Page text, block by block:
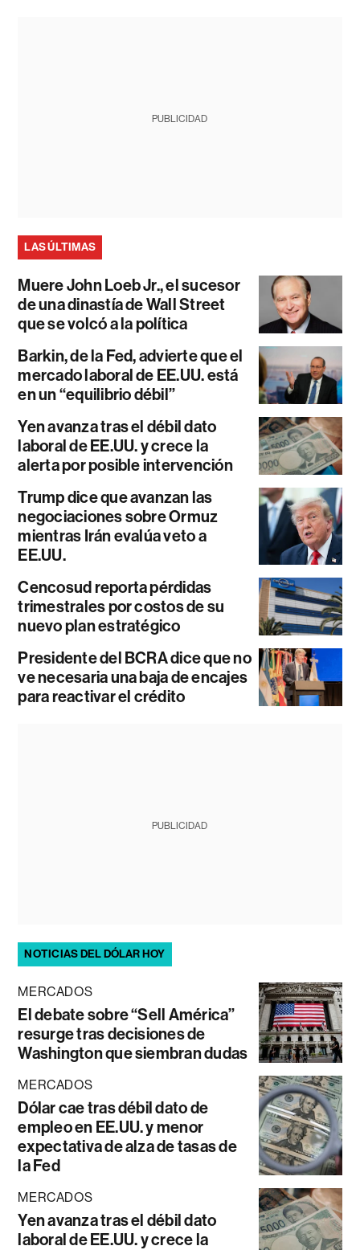
PUBLICIDAD
LAS ÚLTIMAS
Muere John Loeb Jr., el sucesor
de una dinastía de Wall Street
que se volcó a la política
Barkin, de la Fed, advierte que el
mercado laboral de EE.UU. está
en un “equilibrio débil”
Yen avanza tras el débil dato
laboral de EE.UU. y crece la
alerta por posible intervención
Trump dice que avanzan las
negociaciones sobre Ormuz
mientras Irán evalúa veto a
EE.UU.
Cencosud reporta pérdidas
trimestrales por costos de su
nuevo plan estratégico
Presidente del BCRA dice que no
ve necesaria una baja de encajes
para reactivar el crédito
PUBLICIDAD
NOTICIAS DEL DÓLAR HOY
MERCADOS
El debate sobre “Sell América”
resurge tras decisiones de
Washington que siembran dudas
MERCADOS
Dólar cae tras débil dato de
empleo en EE.UU. y menor
expectativa de alza de tasas de
la Fed
MERCADOS
Yen avanza tras el débil dato
laboral de EE.UU. y crece la